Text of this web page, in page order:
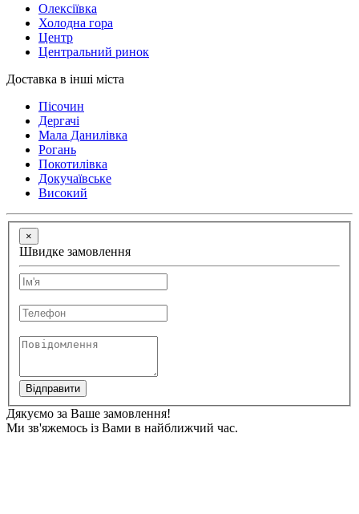
Олексіївка
Холодна гора
Центр
Центральний ринок
Доставка в інші міста
Пісочин
Дергачі
Мала Данилівка
Рогань
Покотилівка
Докучаївське
Високий
×
Швидке замовлення
Відправити
Дякуємо за Ваше замовлення!
Ми зв'яжемось із Вами в найближчий час.